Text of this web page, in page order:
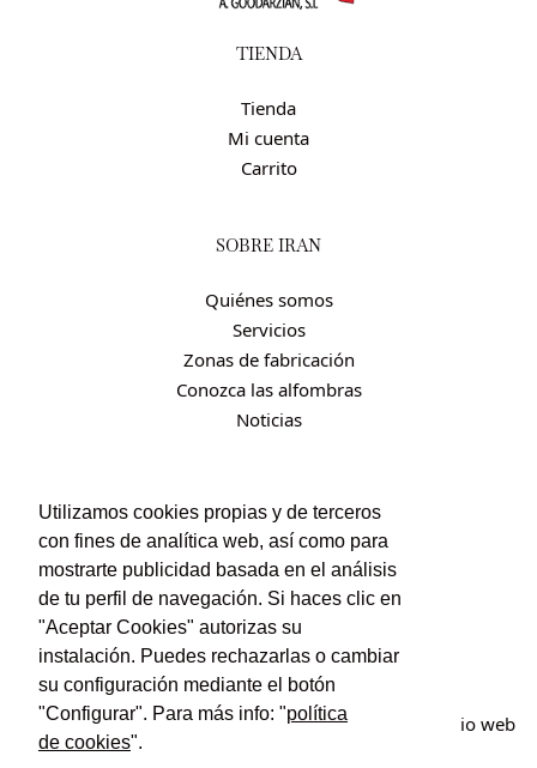
TIENDA
Tienda
Mi cuenta
Carrito
SOBRE IRÁN
Quiénes somos
Servicios
Zonas de fabricación
Conozca las alfombras
Noticias
Contacto
Política de privacidad
Política de cookies
Condiciones de uso y contratación
© Irán Alfombras. Todos los derechos reservados. Sitio web
Utilizamos cookies propias y de terceros
con fines de analítica web, así como para
mostrarte publicidad basada en el análisis
de tu perfil de navegación. Si haces clic en
"Aceptar Cookies" autorizas su
instalación. Puedes rechazarlas o cambiar
su configuración mediante el botón
"Configurar". Para más info: "política
de cookies".